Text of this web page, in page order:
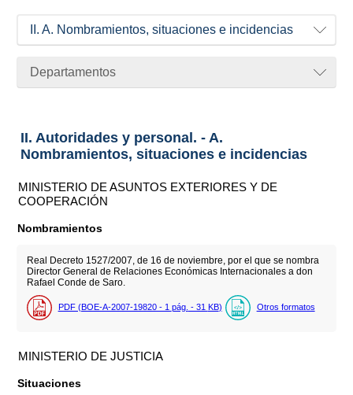
II. A. Nombramientos, situaciones e incidencias
Departamentos
II. Autoridades y personal. - A.
Nombramientos, situaciones e incidencias
MINISTERIO DE ASUNTOS EXTERIORES Y DE
COOPERACIÓN
Nombramientos
Real Decreto 1527/2007, de 16 de noviembre, por el que se nombra
Director General de Relaciones Económicas Internacionales a don
Rafael Conde de Saro.
PDF (BOE-A-2007-19820 - 1 pág. - 31 KB) Otros formatos
MINISTERIO DE JUSTICIA
Situaciones